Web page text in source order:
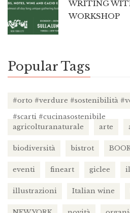
WRITING
WORKSHOP
Popular Tags
#orto #verdure #sostenibilità
#scarti #cucinasostenibile
agricolturanaturale
arte
biodiversità bistrot
eventi fineart giclee
illustrazioni Italian wine